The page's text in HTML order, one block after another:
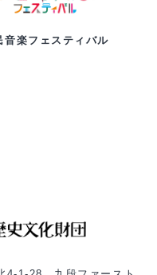
音楽フェスティバル